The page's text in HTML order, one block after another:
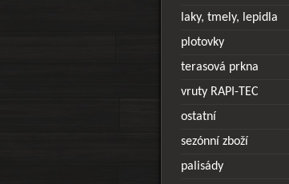
laky, tmely, lepidla
plotovky
terasová prkna
vruty RAPI-TEC
ostatní
sezónní zboží
palisády